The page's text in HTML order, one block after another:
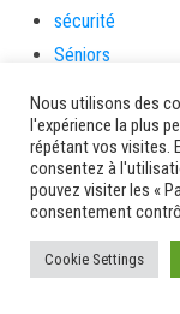
sécurité
Séniors
Service de
Services
sinistrés
social
Solidarité
Nous utilisons des
l'expérience la plus
répétant vos visites.
consentez à
pouvez visiter les «
consentement
Cookie Settings